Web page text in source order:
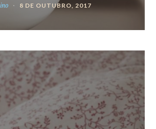
8 DE OUTUBRO, 2017